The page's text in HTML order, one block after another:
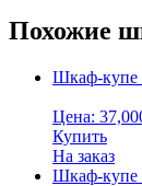
Похожие
Шкаф-купе
Цена:
Купить
На заказ
Шкаф-купе